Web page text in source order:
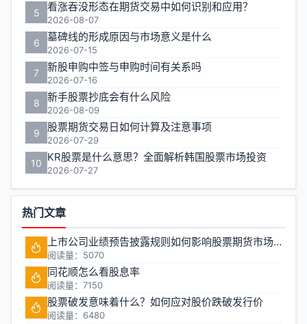
5 看涨吞没形态在期货交易中如何识别和应用？
2026-08-07
6 墓碑线的形成原因与市场意义是什么
2026-07-15
7 新股申购中签与申购时间有关系吗
2026-07-16
8 新手股票抄底会有什么风险
2026-08-09
9 股票期货交易日如何计算及注意事项
2026-07-29
10 KR股票是什么意思？全面解析韩国股票市场投资
2026-07-27
热门文章
上市公司业绩预告披露规则如何影响股票期货市场稳定性
阅读量：5070
同花顺怎么看股息率
阅读量：7150
股票破发意味着什么？如何应对股价跌破发行价
阅读量：6480